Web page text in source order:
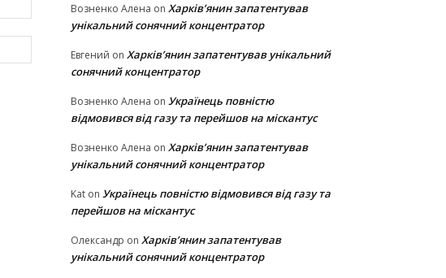
Возненко Алена on Харків’янин запатентував
унікальний сонячний концентратор
Евгений on Харків’янин запатентував унікальний
сонячний концентратор
Возненко Алена on Українець повністю
відмовився від газу та перейшов на міскантус
Возненко Алена on Харків’янин запатентував
унікальний сонячний концентратор
Kat on Українець повністю відмовився від газу та
перейшов на міскантус
Олександр on Харків’янин запатентував
унікальний сонячний концентратор